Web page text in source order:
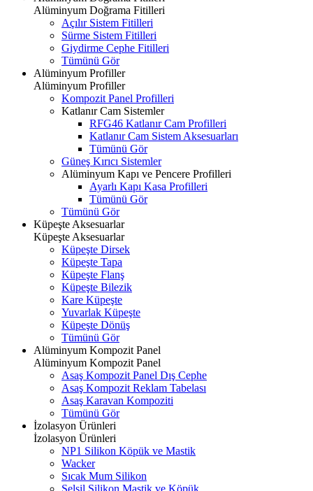
Alüminyum Doğrama Fitilleri
Açılır Sistem Fitilleri
Sürme Sistem Fitilleri
Giydirme Cephe Fitilleri
Tümünü Gör
Alüminyum Profiller
Alüminyum Profiller
Kompozit Panel Profilleri
Katlanır Cam Sistemler
RFG46 Katlanır Cam Profilleri
Katlanır Cam Sistem Aksesuarları
Tümünü Gör
Güneş Kırıcı Sistemler
Alüminyum Kapı ve Pencere Profilleri
Ayarlı Kapı Kasa Profilleri
Tümünü Gör
Tümünü Gör
Küpeşte Aksesuarlar
Küpeşte Aksesuarlar
Küpeşte Dirsek
Küpeşte Tapa
Küpeşte Flanş
Küpeşte Bilezik
Kare Küpeşte
Yuvarlak Küpeşte
Küpeşte Dönüş
Tümünü Gör
Alüminyum Kompozit Panel
Alüminyum Kompozit Panel
Asaş Kompozit Panel Dış Cephe
Asaş Kompozit Reklam Tabelası
Asaş Karavan Kompoziti
Tümünü Gör
İzolasyon Ürünleri
İzolasyon Ürünleri
NP1 Silikon Köpük ve Mastik
Wacker
Sıcak Mum Silikon
Selsil Silikon Mastik ve Köpük